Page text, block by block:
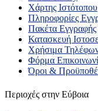
Χάρτης Ιστότοπου
Πληροφορίες
Πακέτα Εγγραφής
Κατασκευή
Χρήσιμα
Φόρμα
Όροι &
Περιοχές στην Εύβοια